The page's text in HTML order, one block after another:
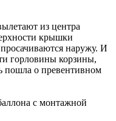
из центра
крышки
наружу. И
горловины корзины,
пошла о превентивном
с монтажной